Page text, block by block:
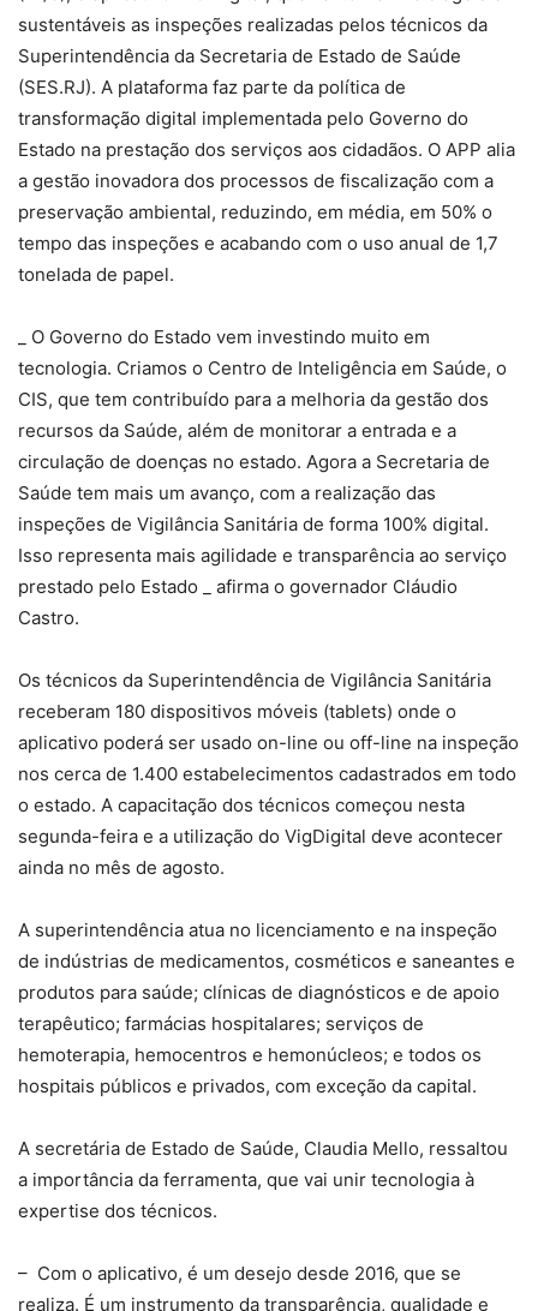
sustentáveis as inspeções realizadas pelos técnicos da
Superintendência da Secretaria de Estado de Saúde
(SES.RJ). A plataforma faz parte da política de
transformação digital implementada pelo Governo do
Estado na prestação dos serviços aos cidadãos. O APP alia
a gestão inovadora dos processos de fiscalização com a
preservação ambiental, reduzindo, em média, em 50% o
tempo das inspeções e acabando com o uso anual de 1,7
tonelada de papel.
_ O Governo do Estado vem investindo muito em
tecnologia. Criamos o Centro de Inteligência em Saúde, o
CIS, que tem contribuído para a melhoria da gestão dos
recursos da Saúde, além de monitorar a entrada e a
circulação de doenças no estado. Agora a Secretaria de
Saúde tem mais um avanço, com a realização das
inspeções de Vigilância Sanitária de forma 100% digital.
Isso representa mais agilidade e transparência ao serviço
prestado pelo Estado _ afirma o governador Cláudio
Castro.
Os técnicos da Superintendência de Vigilância Sanitária
receberam 180 dispositivos móveis (tablets) onde o
aplicativo poderá ser usado on-line ou off-line na inspeção
nos cerca de 1.400 estabelecimentos cadastrados em todo
o estado. A capacitação dos técnicos começou nesta
segunda-feira e a utilização do VigDigital deve acontecer
ainda no mês de agosto.
A superintendência atua no licenciamento e na inspeção
de indústrias de medicamentos, cosméticos e saneantes e
produtos para saúde; clínicas de diagnósticos e de apoio
terapêutico; farmácias hospitalares; serviços de
hemoterapia, hemocentros e hemonúcleos; e todos os
hospitais públicos e privados, com exceção da capital.
A secretária de Estado de Saúde, Claudia Mello, ressaltou
a importância da ferramenta, que vai unir tecnologia à
expertise dos técnicos.
– Com o aplicativo, é um desejo desde 2016, que se
realiza. É um instrumento da transparência, qualidade e